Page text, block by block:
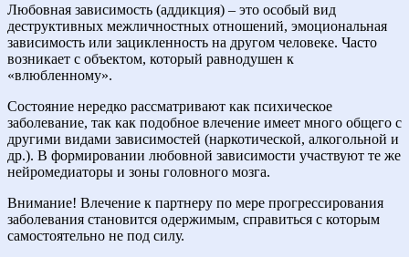
Любовная зависимость (аддикция) – это особый вид
деструктивных межличностных отношений, эмоциональная
зависимость или зацикленность на другом человеке. Часто
возникает с объектом, который равнодушен к
«влюбленному».
Состояние нередко рассматривают как психическое
заболевание, так как подобное влечение имеет много общего с
другими видами зависимостей (наркотической, алкогольной и
др.). В формировании любовной зависимости участвуют те же
нейромедиаторы и зоны головного мозга.
Внимание! Влечение к партнеру по мере прогрессирования
заболевания становится одержимым, справиться с которым
самостоятельно не под силу.